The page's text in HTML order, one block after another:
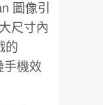
圖像引
尺寸內
的
手機效